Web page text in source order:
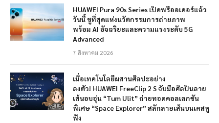
HUAWEI Pura 90s Series เปิดพรีออเดอร์แล้ว
วันนี้ ชูที่สุดแห่งนวัตกรรมการถ่ายภาพ
พร้อม AI อัจฉริยะและความแรงระดับ 5G
Advanced
7 สิงหาคม 2026
เมื่อเทคโนโลยีผสานศิลปะอย่าง
ลงตัว! HUAWEI FreeClip 2 S จับมือศิลปินลาย
เส้นอบอุ่น “Tum Ulit” ถ่ายทอดคอลเลกชัน
พิเศษ “Space Explorer” สลักลายเส้นบนเคสหู
ฟัง